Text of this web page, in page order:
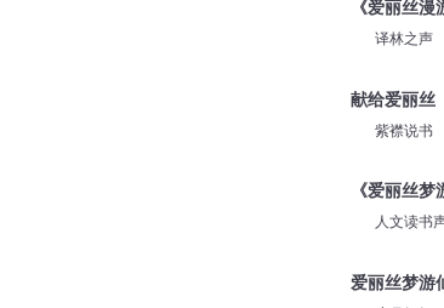
《爱丽丝
译林之声
献给爱丽丝
紫襟说书
《爱丽丝
人文读书
爱丽丝梦游